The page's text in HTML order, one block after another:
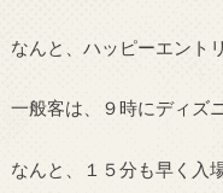
なんと、ハッピーエント
一般客は、９時にディズ
なんと、１５分も早く入